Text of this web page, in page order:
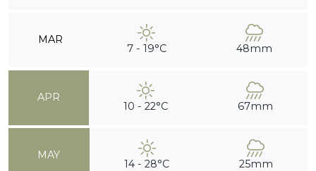
MAR
7 - 19°C 48mm
APR
10 - 22°C 67mm
MAY
14 - 28°C 25mm